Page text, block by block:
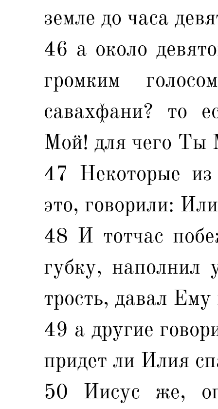
земле до часа
46 а около
громким
савахфани? то
Мой! для чего Ты
47 Некоторые
это, говорили:
48 И тотчас
губку, наполнил
трость, давал Ему
49 а другие
придет ли Илия
50 Иисус же,